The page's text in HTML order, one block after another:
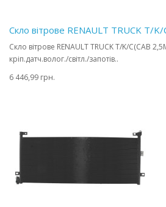
Скло вітрове RENAULT TRUCK T/
Скло вітрове RENAULT TRUCK T/K/C(CAB
кріп.датч.волог./світл./запотів..
6 446,99 грн.